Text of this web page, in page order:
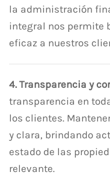
la administración
integral nos permite
eficaz a nuestros
4. Transparencia y
transparencia en
los clientes.
y clara, brindando
estado de las
relevante.